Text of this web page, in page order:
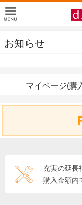
お知らせ
マイページ(購
充実の延長
購入金額内